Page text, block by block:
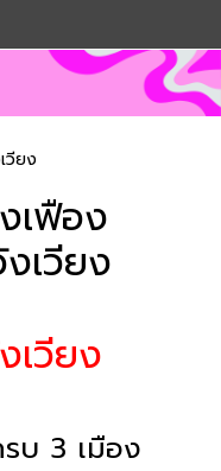
วียง
เฟือง
เวียง
เวียง
บ 3 เมือง